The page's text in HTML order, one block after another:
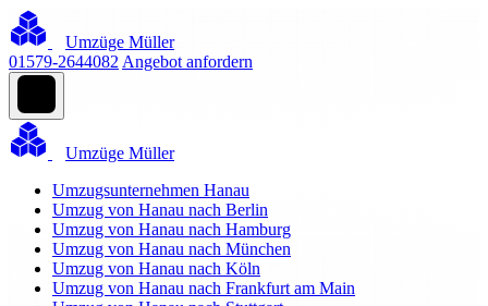
Umzüge Müller
01579-2644082 Angebot anfordern
Umzüge Müller
Umzugsunternehmen Hanau
Umzug von Hanau nach Berlin
Umzug von Hanau nach Hamburg
Umzug von Hanau nach München
Umzug von Hanau nach Köln
Umzug von Hanau nach Frankfurt am Main